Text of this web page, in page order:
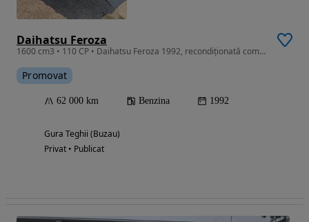
Daihatsu Feroza
1600 cm3 • 110 CP • Daihatsu Feroza 1992, recondiționată complet, motor și șasiu refăcute,
Promovat
62 000 km Benzina 1992
Gura Teghii (Buzau)
Privat • Publicat